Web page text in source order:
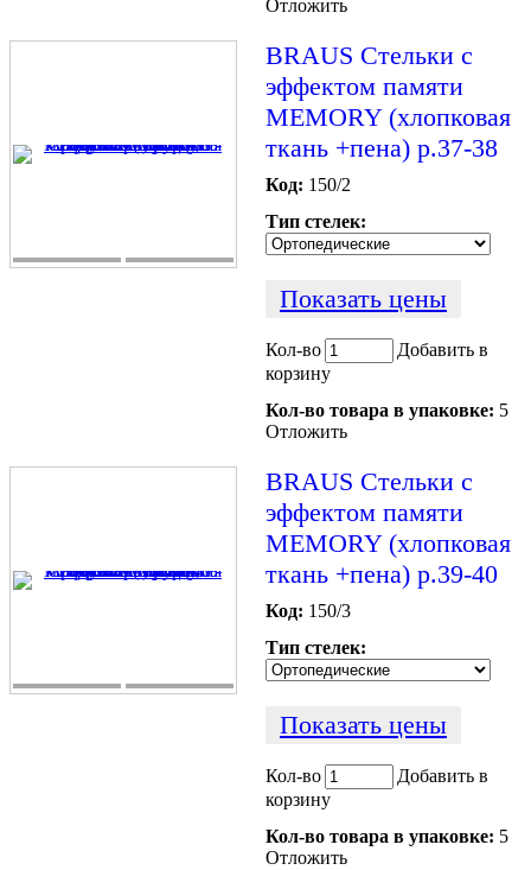
Отложить
BRAUS Стельки c
эффектом памяти
MEMORY (хлопковая
ткань +пена) р.37-38
Код: 150/2
Тип стелек:
Показать цены
Кол-во
Добавить в
корзину
Кол-во товара в упаковке: 5
Отложить
BRAUS Стельки c
эффектом памяти
MEMORY (хлопковая
ткань +пена) р.39-40
Код: 150/3
Тип стелек:
Показать цены
Кол-во
Добавить в
корзину
Кол-во товара в упаковке: 5
Отложить